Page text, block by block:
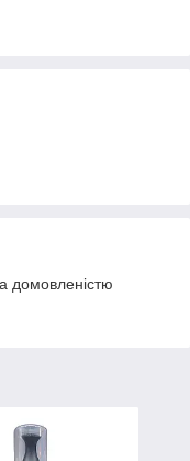
домовленістю